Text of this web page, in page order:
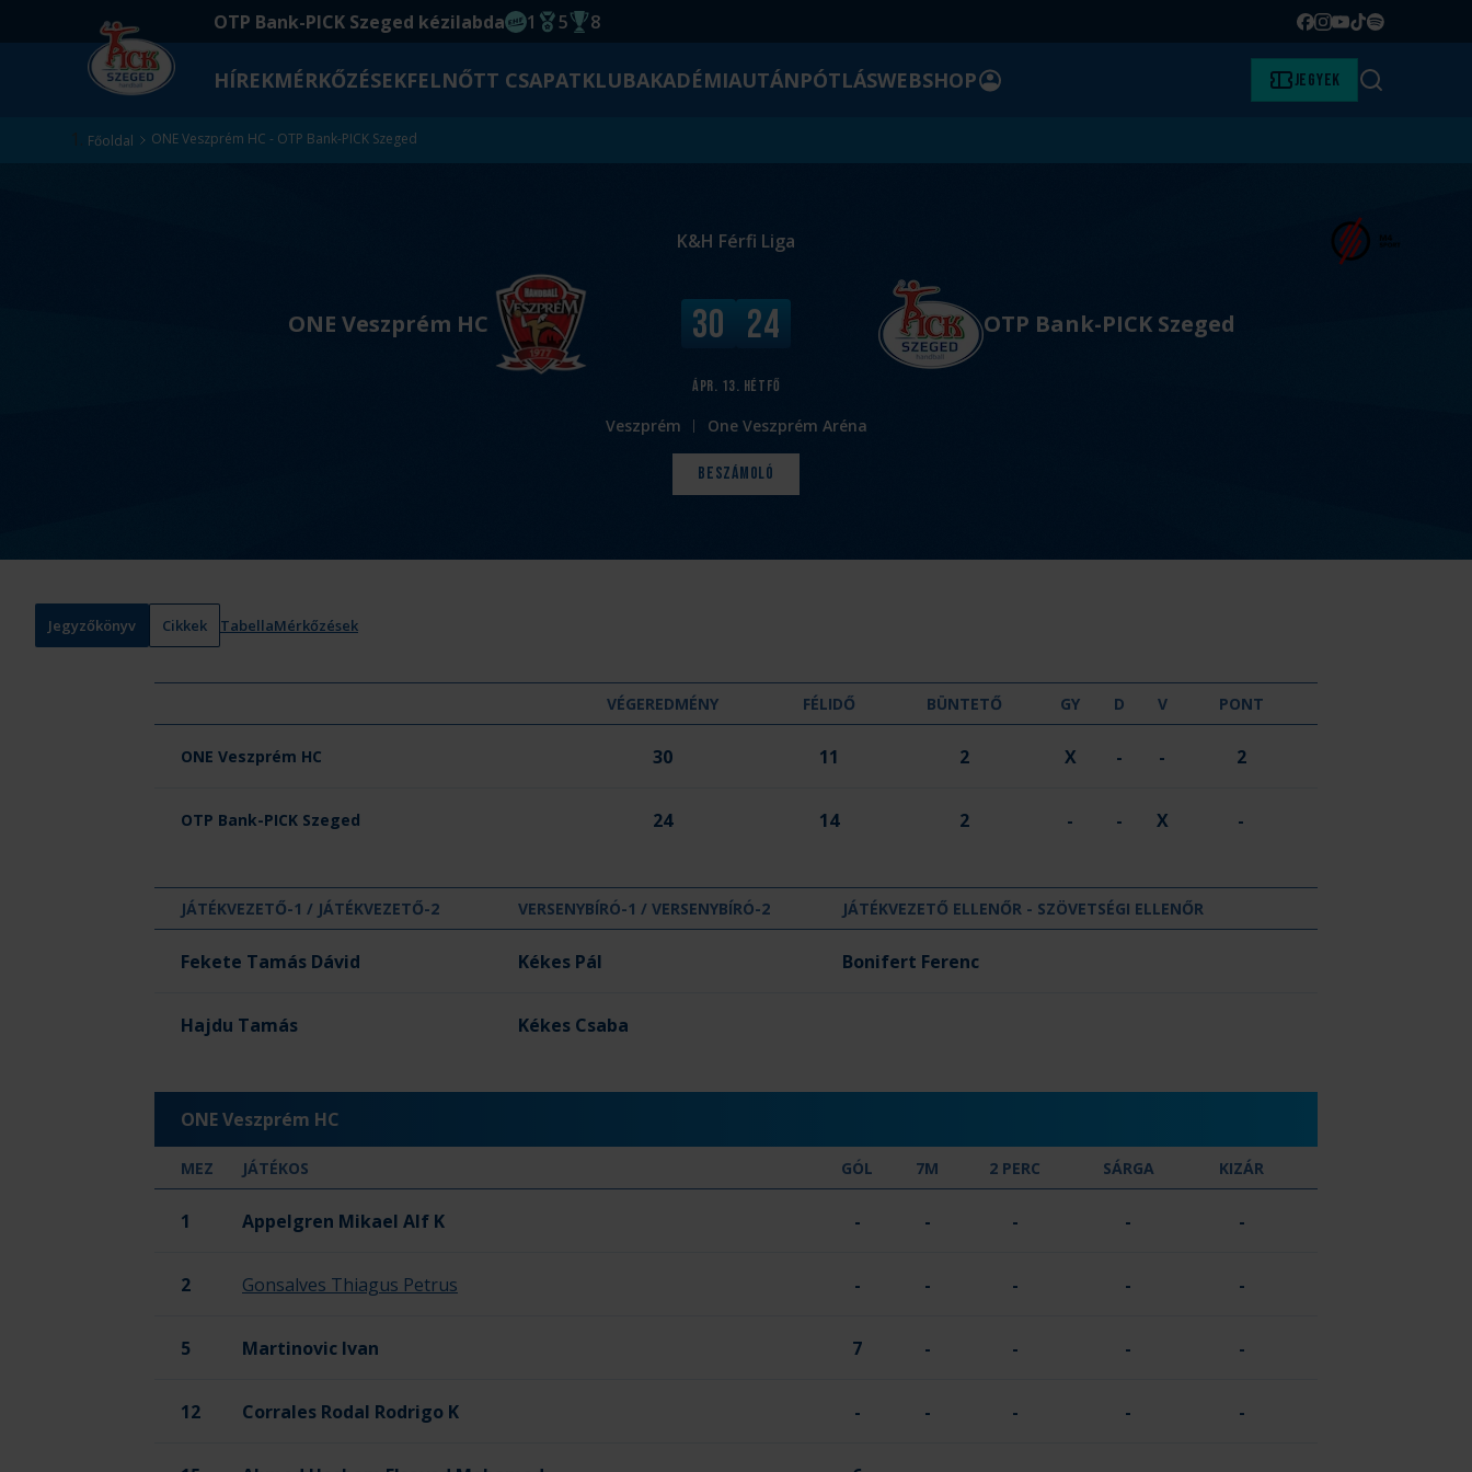
OTP Bank-PICK Szeged kézilabda
EHF kupagyőzelem 2014
1
Magyar Bajnoki cím
5
Magyar-Kupa győzelem
8 Facebook
Instagram
YouTube
TikTok
Spotify
HÍREKMÉRKŐZÉSEKFELNŐTT CSAPATKLUBAKADÉMIAUTÁNPÓTLÁSWEBSHOPBELÉPÉS Jegyek Keresés
Főoldal ONE Veszprém HC - OTP Bank-PICK Szeged
K&H Férfi Liga
ONE Veszprém HC OTP Bank-PICK Szeged
ápr. 13. hétfő
V
é
e
r
e
d
m
n
30 24
Veszprém One Veszprém Aréna
Beszámoló
Jegyzőkönyv Cikkek TabellaMérkőzések
VÉGEREDMÉNY FÉLIDŐ BÜNTETŐ GYŐZELEM
GY DÖNTETLEN
D VERESÉG
V PONT
ONE Veszprém HC 30 11 2 X - - 2
OTP Bank-PICK Szeged 24 14 2 - - X -
JÁTÉKVEZETŐ-1 / JÁTÉKVEZETŐ-2 VERSENYBÍRÓ-1 / VERSENYBÍRÓ-2 JÁTÉKVEZETŐ ELLENŐR - SZÖVETSÉGI ELLENŐR
Fekete Tamás Dávid Kékes Pál Bonifert Ferenc
Hajdu Tamás Kékes Csaba
ONE Veszprém HC
MEZ JÁTÉKOS GÓL 7M 2 PERC SÁRGA KIZÁR
1 Appelgren Mikael AlfKapus
K - - - - -
2 Gonsalves Thiagus Petrus - - - - -
5 Martinovic Ivan 7 - - - -
12 Corrales Rodal RodrigoKapus
K - - - - -